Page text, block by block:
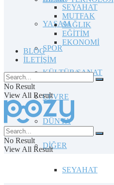
YAŞAM
SPOR
KÜLTÜR/SANAT
ÇEVRE
DÜNYA
DİĞER
SEYAHAT
SEYAHAT
MUTFAK
SAĞLIK
EĞİTİM
EKONOMİ
BLOG
İLETİŞİM
No Result
View All Result
No Result
View All Result